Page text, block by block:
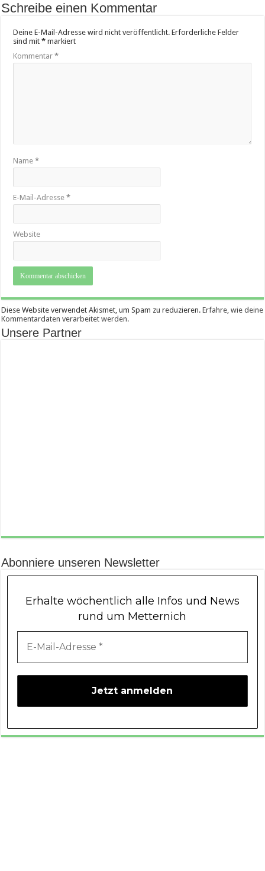
Schreibe einen Kommentar
Deine E-Mail-Adresse wird nicht veröffentlicht. Erforderliche Felder
sind mit* markiert
Kommentar*
Name*
E-Mail-Adresse*
Website
Diese Website verwendet Akismet, um Spam zu reduzieren.Erfahre, wie deine
Kommentardaten verarbeitet werden.
Unsere Partner
Abonniere unseren Newsletter
Erhalte wöchentlich alle Infos und News
rund um Metternich